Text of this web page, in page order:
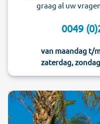
graag al uw
0049
van maandag t/
zaterdag, zondag